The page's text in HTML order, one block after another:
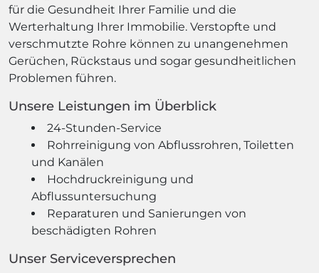
für die Gesundheit Ihrer Familie und die
Werterhaltung Ihrer Immobilie. Verstopfte und
verschmutzte Rohre können zu unangenehmen
Gerüchen, Rückstaus und sogar gesundheitlichen
Problemen führen.
Unsere Leistungen im Überblick
24-Stunden-Service
Rohrreinigung von Abflussrohren, Toiletten
und Kanälen
Hochdruckreinigung und
Abflussuntersuchung
Reparaturen und Sanierungen von
beschädigten Rohren
Unser Serviceversprechen